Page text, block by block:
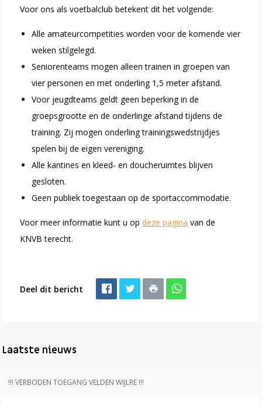
Voor ons als voetbalclub betekent dit het volgende:
Alle amateurcompetities worden voor de komende vier
weken stilgelegd.
Seniorenteams mogen alleen trainen in groepen van
vier personen en met onderling 1,5 meter afstand.
Voor jeugdteams geldt geen beperking in de
groepsgrootte en de onderlinge afstand tijdens de
training. Zij mogen onderling trainingswedstrijdjes
spelen bij de eigen vereniging.
Alle kantines en kleed- en doucheruimtes blijven
gesloten.
Geen publiek toegestaan op de sportaccommodatie.
Voor meer informatie kunt u opdeze pagina van de
KNVB terecht.
Deel dit bericht
Laatste nieuws
!!! VERBODEN TOEGANG VELDEN WIJLRE !!!